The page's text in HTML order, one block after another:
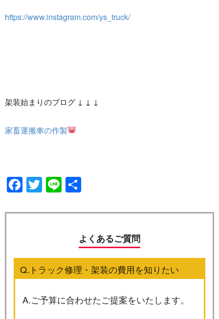
https://www.instagram.com/ys_truck/
架装始まりのブログ ↓ ↓ ↓
家畜運搬車の作製
Facebook
Twitter
Line
よくあるご質問
Q.トラック修理・架装の費用を知りたい
A.ご予算に合わせたご提案をいたします。